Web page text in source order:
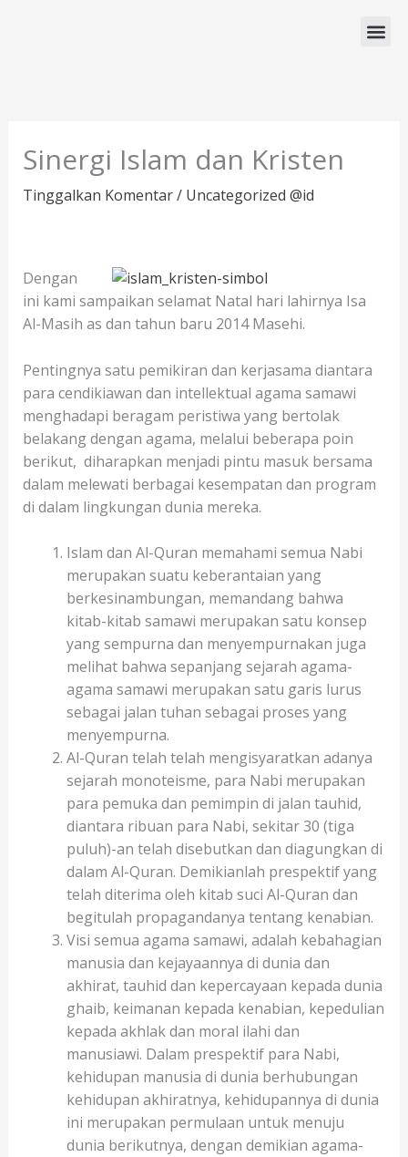
Sinergi Islam dan Kristen
Tinggalkan Komentar/ Uncategorized @id
Dengan
ini kami sampaikan selamat Natal hari lahirnya Isa
Al-Masih as dan tahun baru 2014 Masehi.
Pentingnya satu pemikiran dan kerjasama diantara
para cendikiawan dan intellektual agama samawi
menghadapi beragam peristiwa yang bertolak
belakang dengan agama, melalui beberapa poin
berikut, diharapkan menjadi pintu masuk bersama
dalam melewati berbagai kesempatan dan program
di dalam lingkungan dunia mereka.
Islam dan Al-Quran memahami semua Nabi
merupakan suatu keberantaian yang
berkesinambungan, memandang bahwa
kitab-kitab samawi merupakan satu konsep
yang sempurna dan menyempurnakan juga
melihat bahwa sepanjang sejarah agama-
agama samawi merupakan satu garis lurus
sebagai jalan tuhan sebagai proses yang
menyempurna.
Al-Quran telah telah mengisyaratkan adanya
sejarah monoteisme, para Nabi merupakan
para pemuka dan pemimpin di jalan tauhid,
diantara ribuan para Nabi, sekitar 30 (tiga
puluh)-an telah disebutkan dan diagungkan di
dalam Al-Quran. Demikianlah prespektif yang
telah diterima oleh kitab suci Al-Quran dan
begitulah propagandanya tentang kenabian.
Visi semua agama samawi, adalah kebahagian
manusia dan kejayaannya di dunia dan
akhirat, tauhid dan kepercayaan kepada dunia
ghaib, keimanan kepada kenabian, kepedulian
kepada akhlak dan moral ilahi dan
manusiawi. Dalam prespektif para Nabi,
kehidupan manusia di dunia berhubungan
kehidupan akhiratnya, kehidupannya di dunia
ini merupakan permulaan untuk menuju
dunia berikutnya, dengan demikian agama-